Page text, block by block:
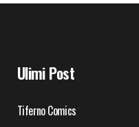
Ulimi Post
Tiferno Comics